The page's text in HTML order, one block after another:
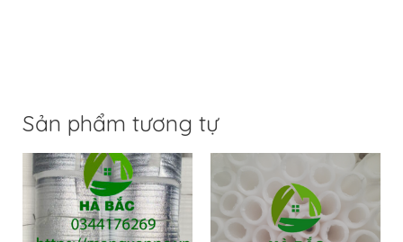
Sản phẩm tương tự